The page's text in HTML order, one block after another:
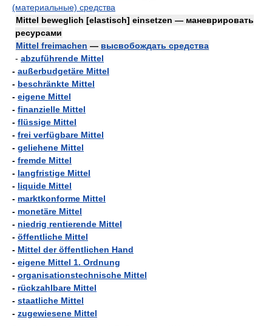
(материальные) средства
Mittel beweglich [elastisch] einsetzen — маневрировать
ресурсами
Mittel freimachen — высвобождать средства
- abzuführende Mittel
- außerbudgetäre Mittel
- beschränkte Mittel
- eigene Mittel
- finanzielle Mittel
- flüssige Mittel
- frei verfügbare Mittel
- geliehene Mittel
- fremde Mittel
- langfristige Mittel
- liquide Mittel
- marktkonforme Mittel
- monetäre Mittel
- niedrig rentierende Mittel
- öffentliche Mittel
- Mittel der öffentlichen Hand
- eigene Mittel 1. Ordnung
- organisationstechnische Mittel
- rückzahlbare Mittel
- staatliche Mittel
- zugewiesene Mittel